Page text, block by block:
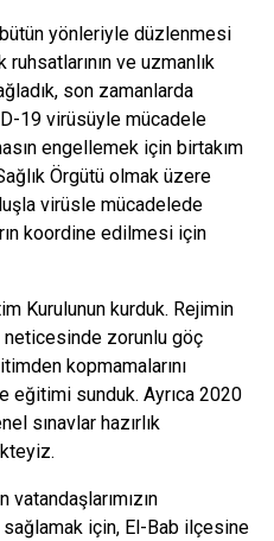
bütün yönleriyle düzlenmesi
ruhsatlarının ve uzmanlık
son zamanlarda
19 virüsüyle mücadele
engellemek için birtakım
Örgütü olmak üzere
virüsle mücadelede
koordine edilmesi için
Kurulunun kurduk. Rejimin
neticesinde zorunlu göç
kopmamalarını
eğitimi sunduk. Ayrıca 2020
sınavlar hazırlık
sağlamak için, El-Bab ilçesine